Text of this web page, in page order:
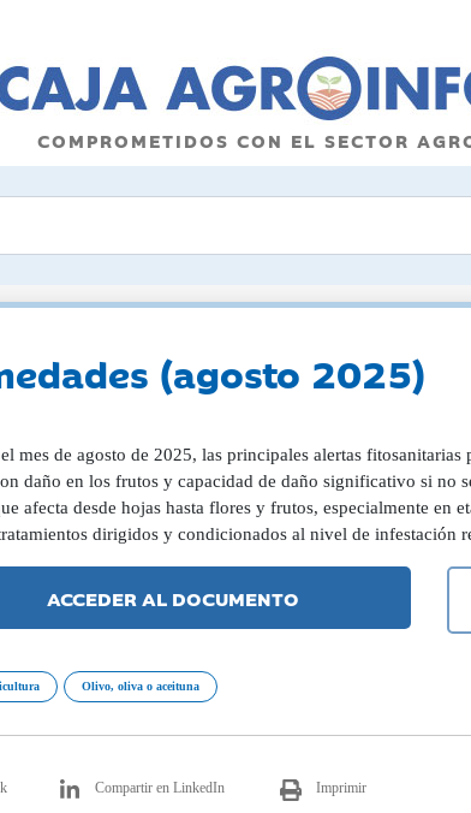
COMPROMETIDOS CON EL SECTOR
(agosto 2025)
mes de agosto de 2025, las principales alertas
daño en los frutos y capacidad de daño significativo si no
afecta desde hojas hasta flores y frutos, especialmente en
dirigidos y condicionados al nivel de infestación
ACCEDER AL DOCUMENTO
Olivo, oliva o aceituna
Compartir en LinkedIn Imprimir